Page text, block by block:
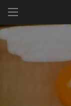
Overslaan
en
naar
de
inhoud